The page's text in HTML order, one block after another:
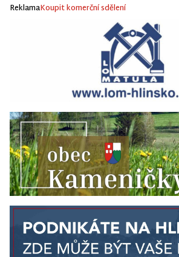
ReklamaKoupit komerční sdělení